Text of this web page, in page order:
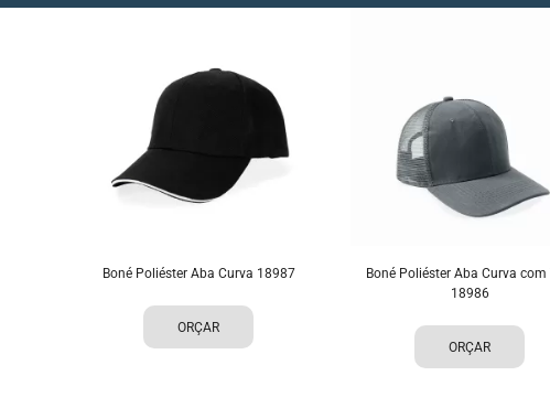
Boné Poliéster Aba Curva 18987
ORÇAR
Boné Poliéster Aba Curva com
18986
ORÇAR